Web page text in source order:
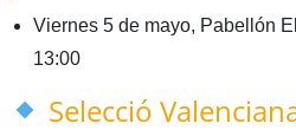
Viernes 5 de mayo, Pabellón
13:00
Selecció